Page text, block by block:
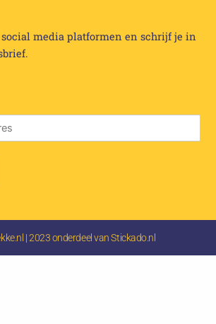
social media platformen en schrijf je in
| 2023 onderdeel van Stickado.nl